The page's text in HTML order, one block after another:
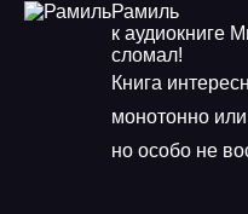
Рамиль
к аудиокниге
сломал!
Книга
монотонно или
но особо не